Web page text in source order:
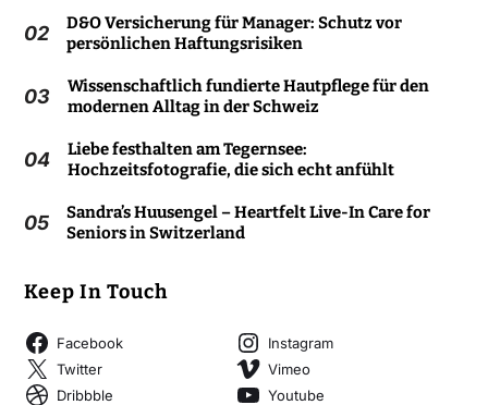
02
D&O Versicherung für Manager: Schutz vor
persönlichen Haftungsrisiken
03
Wissenschaftlich fundierte Hautpflege für den
modernen Alltag in der Schweiz
04
Liebe festhalten am Tegernsee:
Hochzeitsfotografie, die sich echt anfühlt
05
Sandra’s Huusengel – Heartfelt Live-In Care for
Seniors in Switzerland
Keep In Touch
Facebook
Instagram
Twitter
Vimeo
Dribbble
Youtube